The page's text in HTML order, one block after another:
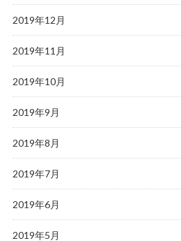
2019年12月
2019年11月
2019年10月
2019年9月
2019年8月
2019年7月
2019年6月
2019年5月